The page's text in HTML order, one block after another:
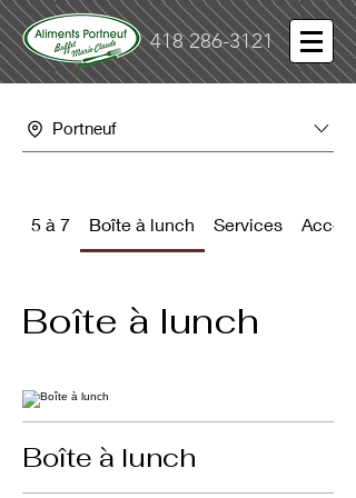
418 286-3121
Portneuf
5 à 7 Boîte à lunch Services
Boîte à lunch
Boîte à lunch